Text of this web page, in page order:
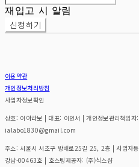
재입고 시 알림
신청하기
이용약관
개인정보처리방침
사업자정보확인
상호: 이아라보 | 대표: 이인서 | 개인정보관리책
ialabo1830@gmail.com
주소: 서울시 서초구 방배로25길 25, 2층 | 사업자
강남-00463호 | 호스팅제공자: (주)식스샵